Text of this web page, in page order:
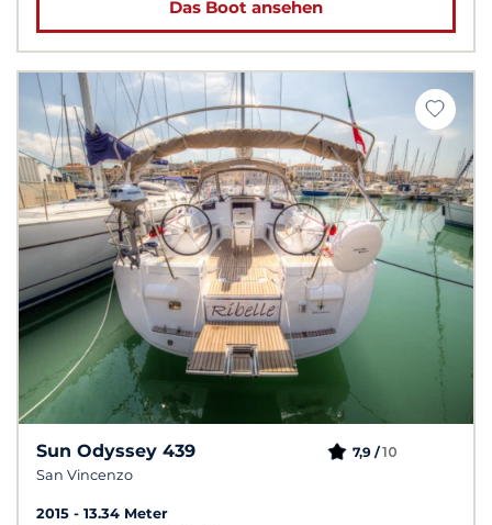
Das Boot ansehen
Sun Odyssey 439
San Vincenzo
7,9 /10
2015
13.34 Meter